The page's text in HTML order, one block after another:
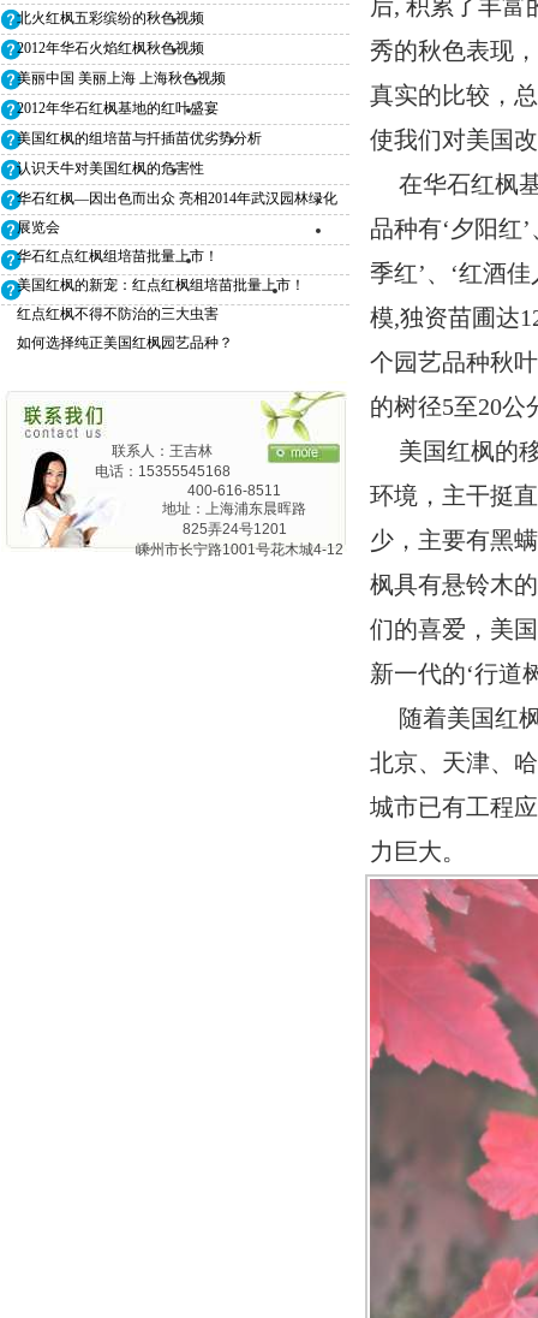
北火红枫五彩缤纷的秋色视频
2012年华石火焰红枫秋色视频
美丽中国 美丽上海 上海秋色视频
2012年华石红枫基地的红叶盛宴
美国红枫的组培苗与扦插苗优劣势分析
认识天牛对美国红枫的危害性
华石红枫—因出色而出众 亮相2014年武汉园林绿化
展览会
华石红点红枫组培苗批量上市！
美国红枫的新宠：红点红枫组培苗批量上市！
红点红枫不得不防治的三大虫害
如何选择纯正美国红枫园艺品种？
联系人：王吉林
电话：15355545168
400-616-8511
地址：上海浦东晨晖路
825弄24号1201
嵊州市长宁路1001号花木城4-12
后, 积累了丰
秀的秋色表现
真实的比较，
使我们对美国
在华石红枫
品种有‘夕阳红’
季红’、‘红酒
模,独资苗圃达
个园艺品种秋
的树径5至20
美国红枫的
环境，主干挺
少，主要有黑
枫具有悬铃木
们的喜爱，美
新一代的‘行道
随着美国红
北京、天津、
城市已有工程
力巨大。